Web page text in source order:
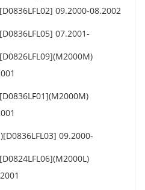
09.2000-08.2002
07.2001-
09.2000-